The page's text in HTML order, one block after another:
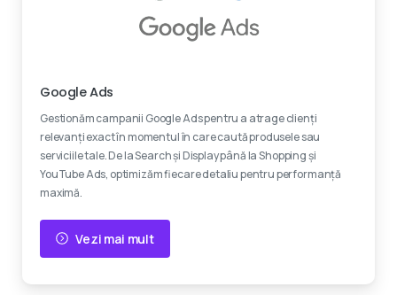
Google Ads
Gestionăm campanii Google Ads pentru a atrage clienți
relevanți exact în momentul în care caută produsele sau
serviciile tale. De la Search și Display până la Shopping și
YouTube Ads, optimizăm fiecare detaliu pentru performanță
maximă.
Vezi mai mult